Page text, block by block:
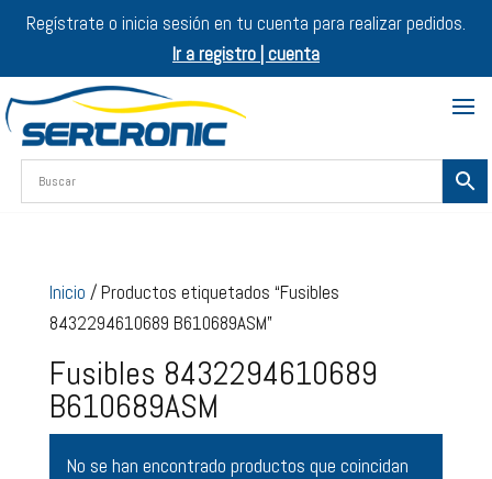
Regístrate o inicia sesión en tu cuenta para realizar pedidos.
Ir a registro | cuenta
Inicio / Productos etiquetados “Fusibles
8432294610689 B610689ASM”
Fusibles 8432294610689
B610689ASM
No se han encontrado productos que coincidan